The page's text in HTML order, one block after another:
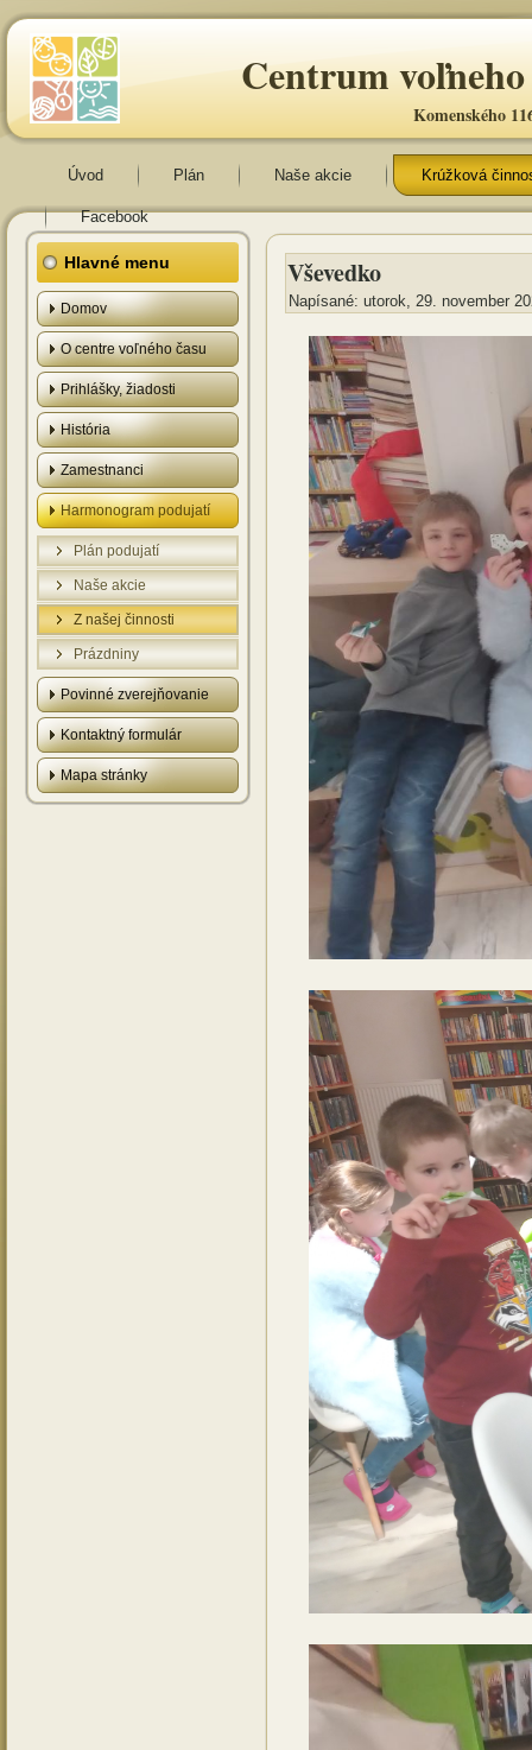
Centrum voľneho
Komenského
Úvod Plán Naše akcie Krúžková
Facebook
Hlavné menu
Domov
O centre voľného času
Prihlášky, žiadosti
História
Zamestnanci
Harmonogram podujatí
Plán podujatí
Naše akcie
Z našej činnosti
Prázdniny
Povinné zverejňovanie
Kontaktný formulár
Mapa stránky
Vševedko
Napísané: utorok, 29. november